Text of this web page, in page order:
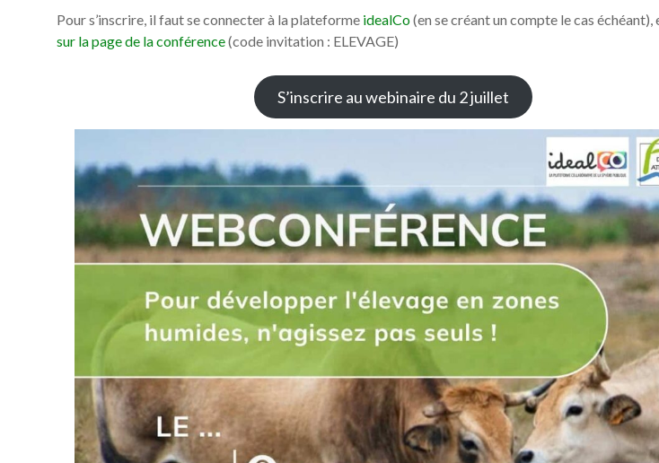
Pour s’inscrire, il faut se connecter à la plateforme idealCo(en se créant un compte le cas échéant),
sur la page de la conférence(code invitation : ELEVAGE)
S’inscrire au webinaire du 2 juillet